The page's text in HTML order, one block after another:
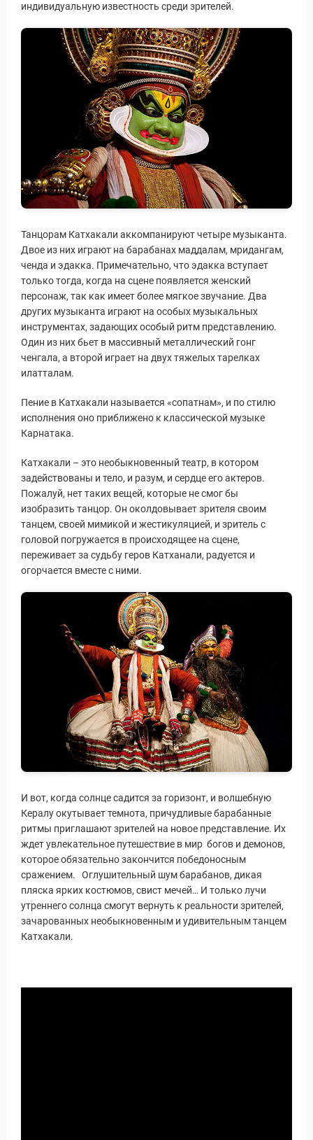
индивидуальную известность среди зрителей.
Танцорам Катхакали аккомпанируют четыре музыканта.
Двое из них играют на барабанах маддалам, мридангам,
ченда и эдакка. Примечательно, что эдакка вступает
только тогда, когда на сцене появляется женский
персонаж, так как имеет более мягкое звучание. Два
других музыканта играют на особых музыкальных
инструментах, задающих особый ритм представлению.
Один из них бьет в массивный металлический гонг
ченгала, а второй играет на двух тяжелых тарелках
илатталам.
Пение в Катхакали называется «сопатнам», и по стилю
исполнения оно приближено к классической музыке
Карнатака.
Катхакали – это необыкновенный театр, в котором
задействованы и тело, и разум, и сердце его актеров.
Пожалуй, нет таких вещей, которые не смог бы
изобразить танцор. Он околдовывает зрителя своим
танцем, своей мимикой и жестикуляцией, и зритель с
головой погружается в происходящее на сцене,
переживает за судьбу геров Катханали, радуется и
огорчается вместе с ними.
И вот, когда солнце садится за горизонт, и волшебную
Кералу окутывает темнота, причудливые барабанные
ритмы приглашают зрителей на новое представление. Их
ждет увлекательное путешествие в мир богов и демонов,
которое обязательно закончится победоносным
сражением. Оглушительный шум барабанов, дикая
пляска ярких костюмов, свист мечей… И только лучи
утреннего солнца смогут вернуть к реальности зрителей,
зачарованных необыкновенным и удивительным танцем
Катхакали.